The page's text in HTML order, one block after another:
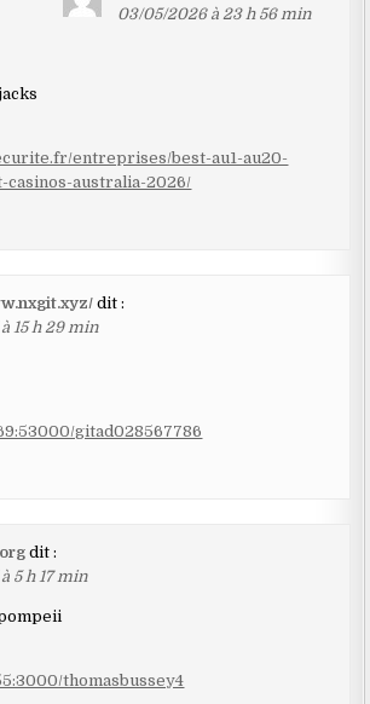
03/05/2026 à 23 h 56 min
entreprises/best-au1-au20-
casinos-australia-2026/
dit :
15 h 29 min
gitad028567786
dit :
5 h 17 min
thomasbussey4